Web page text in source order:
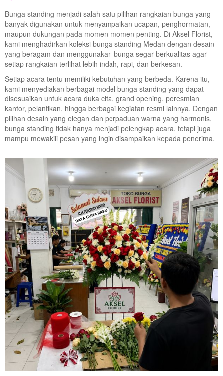
Bunga standing menjadi salah satu pilihan rangkaian bunga yang
banyak digunakan untuk menyampaikan ucapan, penghormatan,
maupun dukungan pada momen-momen penting. Di Aksel Florist,
kami menghadirkan koleksi bunga standing Medan dengan desain
yang beragam dan menggunakan bunga segar berkualitas agar
setiap rangkaian terlihat lebih indah, rapi, dan berkesan.
Setiap acara tentu memiliki kebutuhan yang berbeda. Karena itu,
kami menyediakan berbagai model bunga standing yang dapat
disesuaikan untuk acara duka cita, grand opening, peresmian
kantor, pelantikan, hingga berbagai kegiatan resmi lainnya. Dengan
pilihan desain yang elegan dan perpaduan warna yang harmonis,
bunga standing tidak hanya menjadi pelengkap acara, tetapi juga
mampu mewakili pesan yang ingin disampaikan kepada penerima.